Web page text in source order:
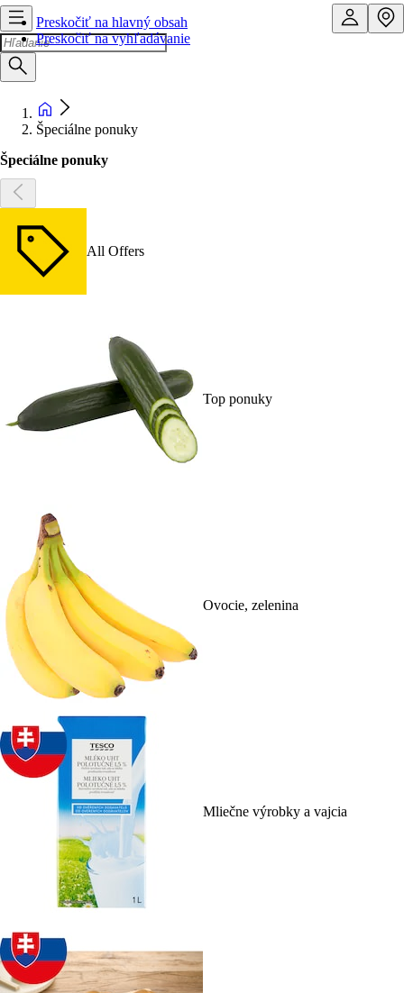
Preskočiť na hlavný obsah
Preskočiť na vyhľadávanie
Špeciálne ponuky
Špeciálne ponuky
All Offers
Top ponuky
Ovocie, zelenina
Mliečne výrobky a vajcia